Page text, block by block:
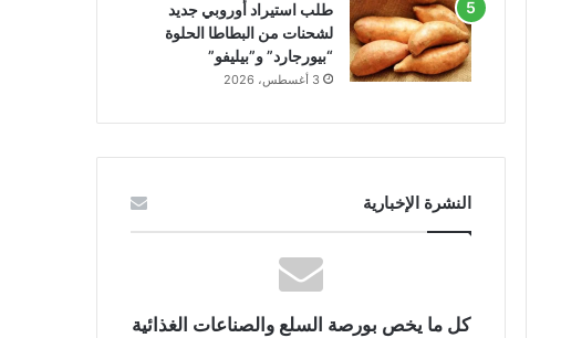
طلب استيراد أوروبي جديد
لشحنات من البطاطا الحلوة
“بيورجارد” و”بيليفو”
3 أغسطس، 2026
النشرة الإخبارية
كل ما يخص بورصة السلع والصناعات الغذائية